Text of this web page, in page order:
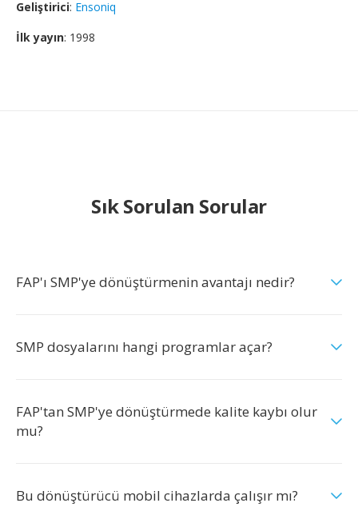
Geliştirici: Ensoniq
İlk yayın: 1998
Sık Sorulan Sorular
FAP'ı SMP'ye dönüştürmenin avantajı nedir?
SMP dosyalarını hangi programlar açar?
FAP'tan SMP'ye dönüştürmede kalite kaybı olur
mu?
Bu dönüştürücü mobil cihazlarda çalışır mı?